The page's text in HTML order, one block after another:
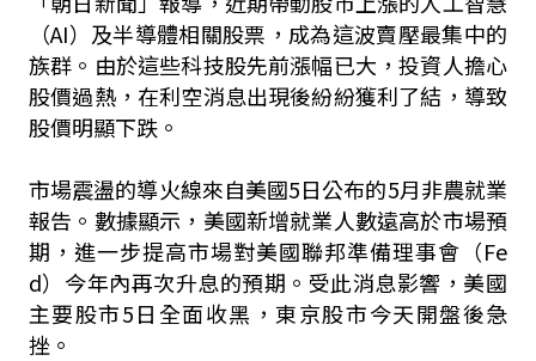
（AI）及半導體相關股票，成為這波賣壓最集中的
族群。由於這些科技股先前漲幅已大，投資人擔心
股價過熱，在利空消息出現後紛紛獲利了結，導致
股價明顯下跌。
市場震盪的導火線來自美國5日公布的5月非農就業
報告。數據顯示，美國新增就業人數遠高於市場預
期，進一步提高市場對美國聯邦準備理事會（Fe
d）今年內再次升息的預期。受此消息影響，美國
主要股市5日全面收黑，東京股市今天開盤後急
挫。